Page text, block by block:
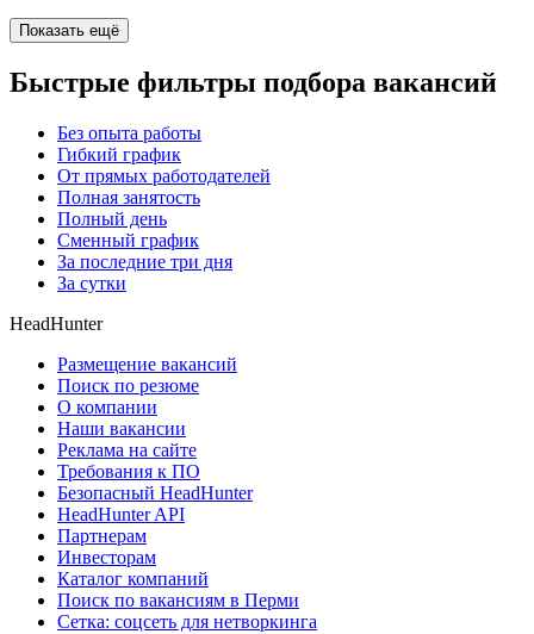
Показать ещё
Быстрые фильтры подбора вакансий
Без опыта работы
Гибкий график
От прямых работодателей
Полная занятость
Полный день
Сменный график
За последние три дня
За сутки
HeadHunter
Размещение вакансий
Поиск по резюме
О компании
Наши вакансии
Реклама на сайте
Требования к ПО
Безопасный HeadHunter
HeadHunter API
Партнерам
Инвесторам
Каталог компаний
Поиск по вакансиям в Перми
Сетка: соцсеть для нетворкинга